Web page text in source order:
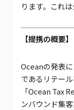
ります。これ
【提携の概要】
Oceanの発表
であるリテー
「Ocean Tax
ンバウンド集